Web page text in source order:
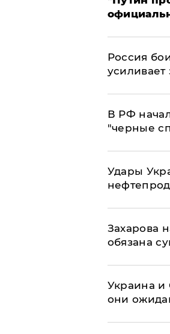
Россия
​В РФ
"черные
Удары
​Захарова
обязана
Украина и
они